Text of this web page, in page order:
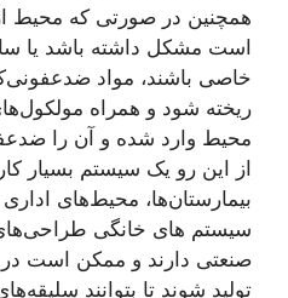
همچنین در صورتی که محیط
است مشکل داشته باشد یا
خاصی باشند، مواد
ریخته شود و همراه
محیط وارد شده و آن را
از این رو یک سیستم بسیار
بیمارستان‌ها، محیط‌های
سیستم های خانگی
صنعتی دارند و ممکن است
تولید شوند تا بتوانند